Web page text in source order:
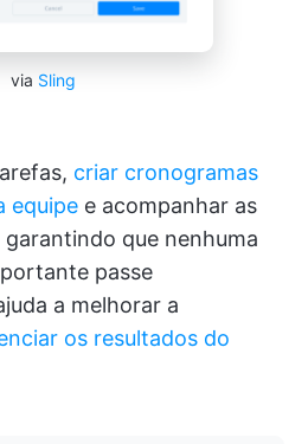
via Sling
criar cronogramas
equipe e acompanhar as
que nenhuma
passe
a melhorar a
os resultados do